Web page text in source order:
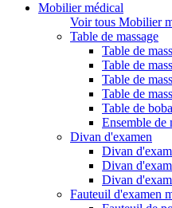
Mobilier médical
Voir tous Mobilier
Table de massage
Table de
Table de
Table de
Table de
Table de
Ensemble de
Divan d'examen
Divan
Divan
Divan
Fauteuil d'examen